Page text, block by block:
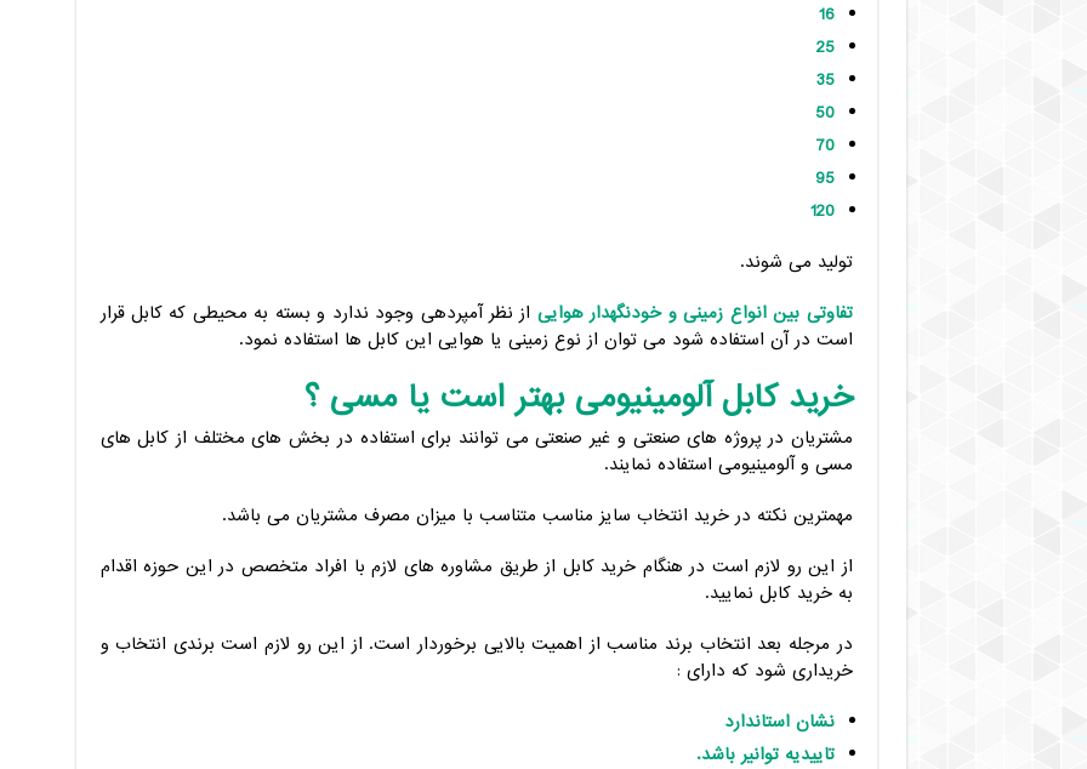
16
25
35
50
70
95
120
تولید می شوند.
تفاوتی بین انواع زمینی و خودنگهدار هوایی از نظر آمپردهی وجود ندارد و بسته به محیطی که کابل قرار
است در آن استفاده شود می توان از نوع زمینی یا هوایی این کابل ها استفاده نمود.
خرید کابل آلومینیومی بهتر است یا مسی ؟
مشتریان در پروژه های صنعتی و غیر صنعتی می توانند برای استفاده در بخش های مختلف از کابل های
مسی و آلومینیومی استفاده نمایند.
مهمترین نکته در خرید انتخاب سایز مناسب متناسب با میزان مصرف مشتریان می باشد.
از این رو لازم است در هنگام خرید کابل از طریق مشاوره های لازم با افراد متخصص در این حوزه اقدام
به خرید کابل نمایید.
در مرجله بعد انتخاب برند مناسب از اهمیت بالایی برخوردار است. از این رو لازم است برندی انتخاب و
خریداری شود که دارای :
نشان استاندارد
تاییدیه توانیر باشد.